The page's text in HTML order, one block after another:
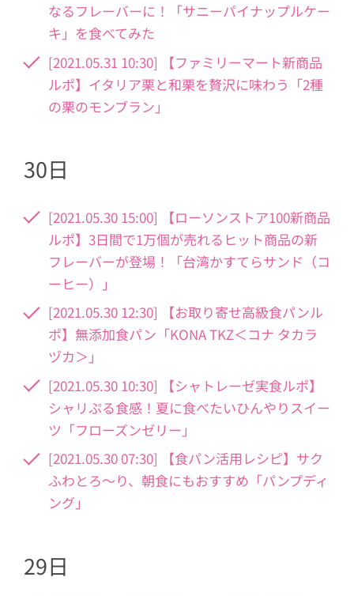
なるフレーバーに！「サニーパイナップルケー
キ」を食べてみた
[2021.05.31 10:30] 【ファミリーマート新商品
ルポ】イタリア栗と和栗を贅沢に味わう「2種
の栗のモンブラン」
30日
[2021.05.30 15:00] 【ローソンストア100新商品
ルポ】3日間で1万個が売れるヒット商品の新
フレーバーが登場！「台湾かすてらサンド（コ
ーヒー）」
[2021.05.30 12:30] 【お取り寄せ高級食パンル
ポ】無添加食パン「KONA TKZ＜コナ タカラ
ヅカ＞」
[2021.05.30 10:30] 【シャトレーゼ実食ルポ】
シャリぷる食感！夏に食べたいひんやりスイー
ツ「フローズンゼリー」
[2021.05.30 07:30] 【食パン活用レシピ】サク
ふわとろ〜り、朝食にもおすすめ「パンプディ
ング」
29日